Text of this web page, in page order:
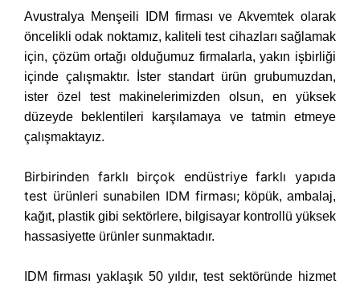
Avustralya Menşeili IDM firması ve Akvemtek olarak
öncelikli odak noktamız, kaliteli test cihazları sağlamak
için, çözüm ortağı olduğumuz firmalarla, yakın işbirliği
içinde çalışmaktır. İster standart ürün grubumuzdan,
ister özel test makinelerimizden olsun, en yüksek
düzeyde beklentileri karşılamaya ve tatmin etmeye
çalışmaktayız.
Birbirinden farklı birçok endüstriye farklı yapıda
test ürünleri sunabilen IDM firması; köpük, ambalaj,
kağıt, plastik gibi sektörlere, bilgisayar kontrollü yüksek
hassasiyette ürünler sunmaktadır.
IDM firması yaklaşık 50 yıldır, test sektöründe hizmet